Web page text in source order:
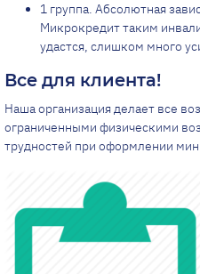
1 группа. Абсолютная
Микрокредит таким
удастся, слишком много
Все для клиента!
Наша организация делает все
ограниченными физическими
трудностей при оформлении